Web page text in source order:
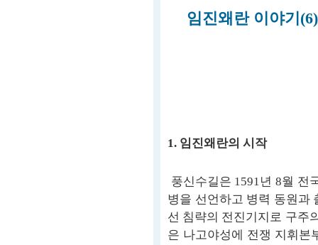
임진왜란 이야기
1. 임진왜란의 시작
풍신수길은 1591년 8월 전
병을 선언하고 병력 동원과
선 침략의 전진기지로 구주
은 나고야성에 전쟁 지휘본